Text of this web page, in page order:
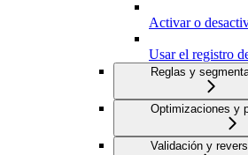
Activar o
Usar el registro
Reglas y
Optimizaciones y
Validación y